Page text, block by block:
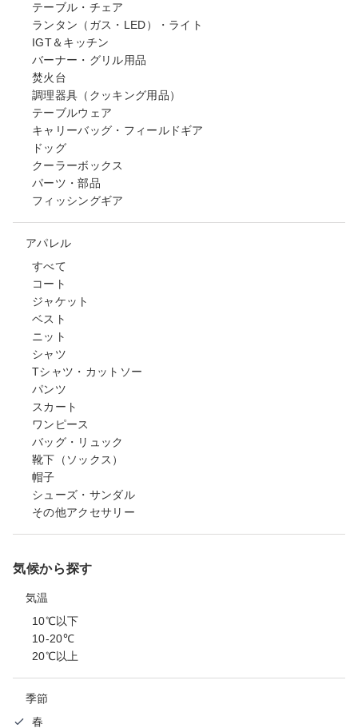
テーブル・チェア
ランタン（ガス・LED）・ライト
IGT＆キッチン
バーナー・グリル用品
焚火台
調理器具（クッキング用品）
テーブルウェア
キャリーバッグ・フィールドギア
ドッグ
クーラーボックス
パーツ・部品
フィッシングギア
アパレル
すべて
コート
ジャケット
ベスト
ニット
シャツ
Tシャツ・カットソー
パンツ
スカート
ワンピース
バッグ・リュック
靴下（ソックス）
帽子
シューズ・サンダル
その他アクセサリー
気候から探す
気温
10℃以下
10-20℃
20℃以上
季節
春